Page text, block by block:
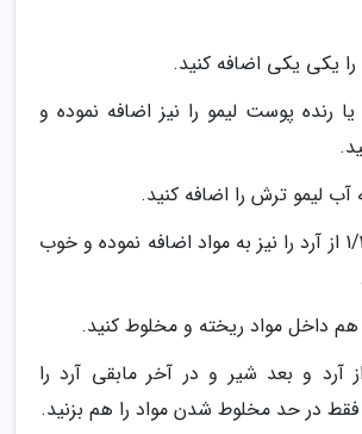
یکی یکی اضافه کنید.
رنده پوست لیمو را نیز اضافه نموده و
آب لیمو ترش را اضافه کنید.
حالا حدود 1/3 از آرد را نیز به مواد اضافه نموده و خوب
داخل مواد ریخته و مخلوط کنید.
دوباره 1/3 از آرد و بعد شیر و در آخر مابقی آرد را
فقط در حد مخلوط شدن مواد را هم بزنید.